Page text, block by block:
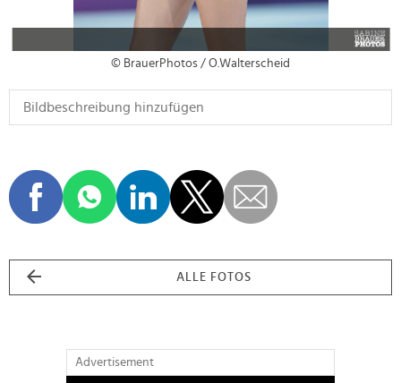
© BrauerPhotos / O.Walterscheid
ALLE FOTOS
Advertisement